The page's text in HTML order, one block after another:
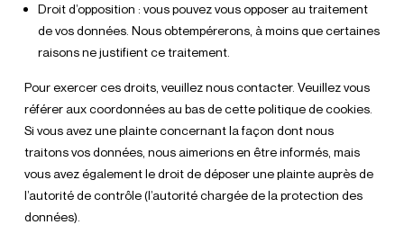
Droit d’opposition : vous pouvez vous opposer au traitement
de vos données. Nous obtempérerons, à moins que certaines
raisons ne justifient ce traitement.
Pour exercer ces droits, veuillez nous contacter. Veuillez vous
référer aux coordonnées au bas de cette politique de cookies.
Si vous avez une plainte concernant la façon dont nous
traitons vos données, nous aimerions en être informés, mais
vous avez également le droit de déposer une plainte auprès de
l’autorité de contrôle (l’autorité chargée de la protection des
données).